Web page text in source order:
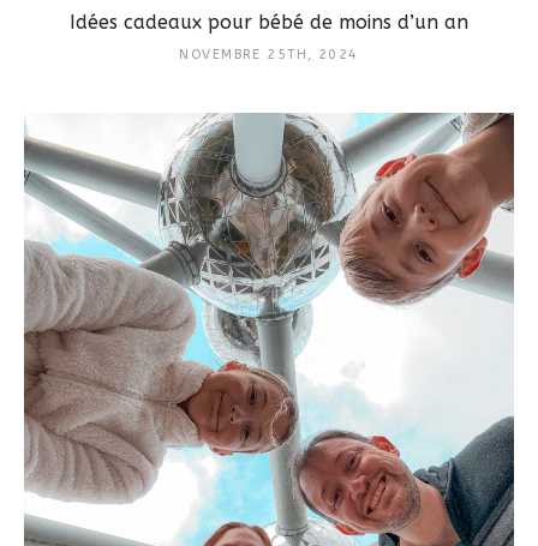
Idées cadeaux pour bébé de moins d’un an
NOVEMBRE 25TH, 2024